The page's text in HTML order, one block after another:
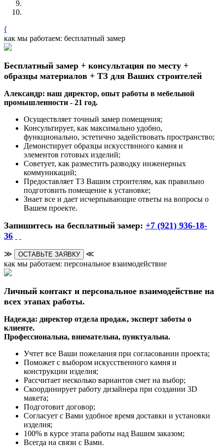
⟨
как мы работаем: бесплатный замер
Бесплатный замер + консультация по месту +
образцы материалов + ТЗ для Ваших строителей
Александр: наш директор, опыт работы в мебельной
промышленности - 21 год.
Осуществляет точный замер помещения;
Консультирует, как максимально удобно,
функционально, эстетично задействовать пространство;
Демонстирует образцы искусствнного камня и
элементов готовых изделий;
Советует, как разместить разводку инженерных
коммуникаций;
Предоставляет ТЗ Вашим строителям, как правильно
подготовить помещение к установке;
Знает все и дает исчерпывающие ответы на вопросы о
Вашем проекте.
Запишитесь на бесплатный замер: +7 (921) 936-18-
36
≫ ОСТАВЬТЕ ЗАЯВКУ
≪
как мы работаем: персональное взаимодействие
Личный контакт и персональное взаимодействие на
всех этапах работы.
Надежда: директор отдела продаж, эксперт заботы о
клиенте.
Профессиональна, внимательна, пунктуальна.
Учтет все Ваши пожелания при согласовании проекта;
Поможет с выбором искусственного камня и
конструкции изделия;
Рассчитает несколько вариантов смет на выбор;
Скоординирует работу дизайнера при создании 3D
макета;
Подготовит договор;
Согласует с Вами удобное время доставки и установки
изделия;
100% в курсе этапа работы над Вашим заказом;
Всегда на связи с Вами.